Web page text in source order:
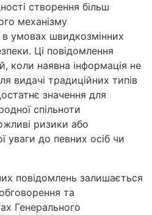
створення більш
механізму
в умовах швидкозмінних
Ці повідомлення
коли наявна інформація не
видачі традиційних типів
значення для
спільноти
ризики або
уваги до певних осіб чи
повідомлень залишається
та
Генерального